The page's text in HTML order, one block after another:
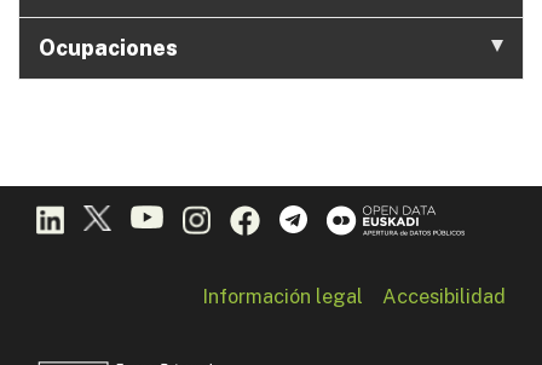
Ocupaciones
Información legal Accesibilidad